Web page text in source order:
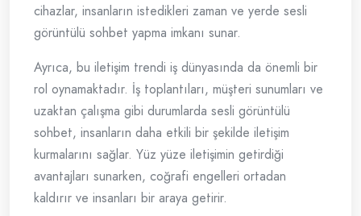
cihazlar, insanların istedikleri zaman ve yerde sesli
görüntülü sohbet yapma imkanı sunar.
Ayrıca, bu iletişim trendi iş dünyasında da önemli bir
rol oynamaktadır. İş toplantıları, müşteri sunumları ve
uzaktan çalışma gibi durumlarda sesli görüntülü
sohbet, insanların daha etkili bir şekilde iletişim
kurmalarını sağlar. Yüz yüze iletişimin getirdiği
avantajları sunarken, coğrafi engelleri ortadan
kaldırır ve insanları bir araya getirir.